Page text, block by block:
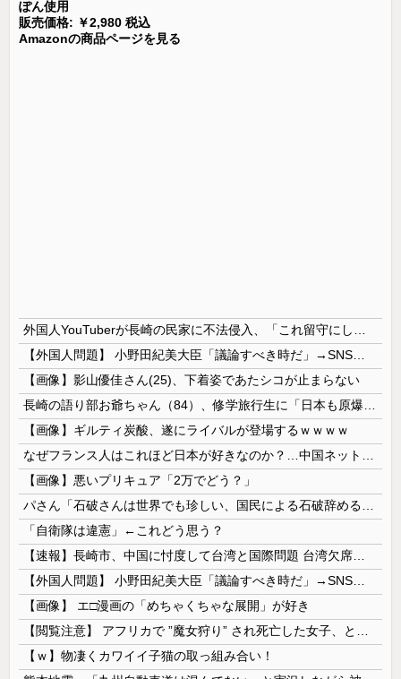
ぽん使用
販売価格: ￥2,980 税込
Amazonの商品ページを見る
【画像】影山優佳さん(25)、下着姿であたシコが止まらない
【画像】ギルティ炭酸、遂にライバルが登場するｗｗｗｗ
【画像】悪いプリキュア「2万でどう？」
「自衛隊は違憲」←これどう思う？
【画像】 エ□漫画の「めちゃくちゃな展開」が好き
【ｗ】物凄くカワイイ子猫の取っ組み合い！